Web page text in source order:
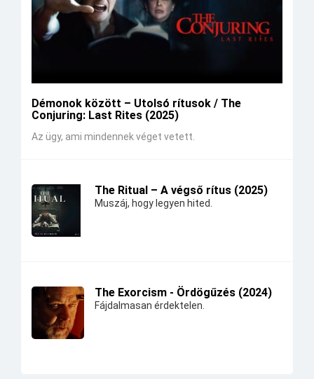
Démonok között – Utolsó rítusok / The
Conjuring: Last Rites (2025)
Az ügy, ami mindennek véget vetett.
The Ritual – A végső rítus (2025)
Muszáj, hogy legyen hited.
The Exorcism - Ördögűzés (2024)
Fájdalmasan érdektelen.